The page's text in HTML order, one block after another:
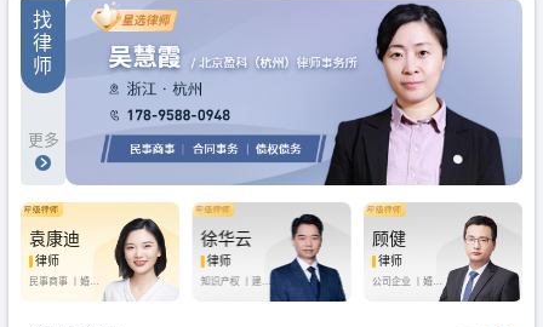
找
律
师
更多
袁康迪
律师
民事商事 丨 婚姻
徐华云
律师
知识产权 丨 建设
顾健
律师
公司企业 丨婚姻
房产纠纷